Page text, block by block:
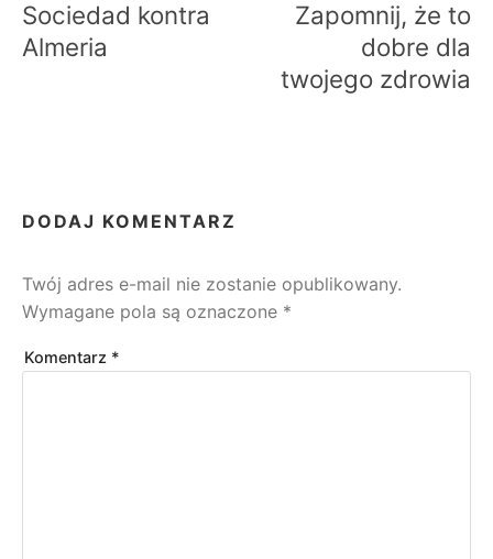
Sociedad kontra
Almeria
Zapomnij, że to
dobre dla
twojego zdrowia
DODAJ KOMENTARZ
Twój adres e-mail nie zostanie opublikowany.
Wymagane pola są oznaczone *
Komentarz *